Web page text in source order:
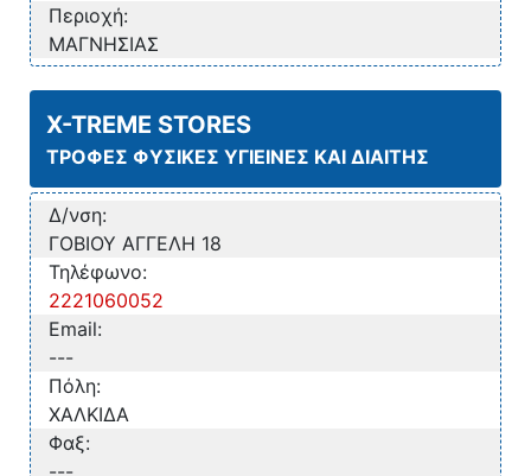
Περιοχή:
ΜΑΓΝΗΣΙΑΣ
X-TREME STORES
ΤΡΟΦΕΣ ΦΥΣΙΚΕΣ ΥΓΙΕΙΝΕΣ ΚΑΙ ΔΙΑΙΤΗΣ
Δ/νση:
ΓΟΒΙΟΥ ΑΓΓΕΛΗ 18
Τηλέφωνο:
2221060052
Email:
---
Πόλη:
ΧΑΛΚΙΔΑ
Φαξ:
---